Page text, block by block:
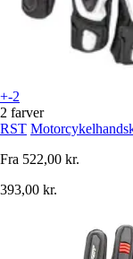
+-2
2 farver
RST
Fra 522,00 kr.
393,00 kr.